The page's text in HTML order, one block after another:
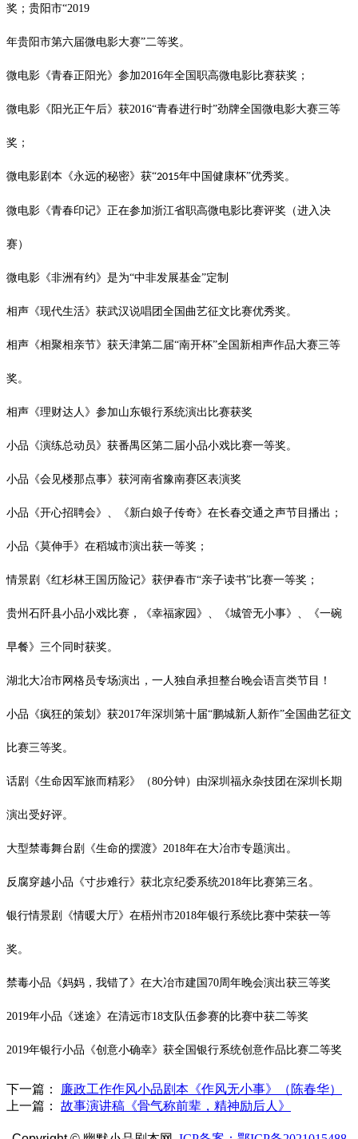
奖；贵阳市“2019
年贵阳市第六届微电影大赛”二等奖。
微电影《青春正阳光》参加2016年全国职高微电影比赛获奖；
微电影《阳光正午后》获2016“青春进行时”劲牌全国微电影大赛三等
奖；
微电影剧本《永远的秘密》获“2015年中国健康杯”优秀奖。
微电影《青春印记》正在参加浙江省职高微电影比赛评奖（进入决
赛）
微电影《非洲有约》是为“中非发展基金”定制
相声《现代生活》获武汉说唱团全国曲艺征文比赛优秀奖。
相声《相聚相亲节》获天津第二届“南开杯”全国新相声作品大赛三等
奖。
相声《理财达人》参加山东银行系统演出比赛获奖
小品《演练总动员》获番禺区第二届小品小戏比赛一等奖。
小品《会见楼那点事》获河南省豫南赛区表演奖
小品《开心招聘会》、《新白娘子传奇》在长春交通之声节目播出；
小品《莫伸手》在稻城市演出获一等奖；
情景剧《红杉林王国历险记》获伊春市“亲子读书”比赛一等奖；
贵州石阡县小品小戏比赛，《幸福家园》、《城管无小事》、《一碗
早餐》三个同时获奖。
湖北大冶市网格员专场演出，一人独自承担整台晚会语言类节目！
小品《疯狂的策划》获2017年深圳第十届“鹏城新人新作”全国曲艺征文
比赛三等奖。
话剧《生命因军旅而精彩》（80分钟）由深圳福永杂技团在深圳长期
演出受好评。
大型禁毒舞台剧《生命的摆渡》 2018年在大冶市专题演出。
反腐穿越小品《寸步难行》获北京纪委系统2018年比赛第三名。
银行情景剧《情暖大厅》在梧州市2018年银行系统比赛中荣获一等
奖。
禁毒小品《妈妈，我错了》在大冶市建国 70周年晚会演出获三等奖
2019年小品《迷途》在清远市18支队伍参赛的比赛中获二等奖
2019年银行小品《创意小确幸》获全国银行系统创意作品比赛二等奖
下一篇：
廉政工作作风小品剧本《作风无小事》（陈春华）
上一篇：
故事演讲稿《骨气称前辈，精神励后人》